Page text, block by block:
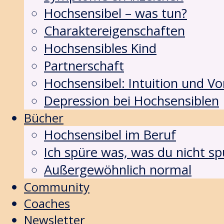
Hochsensibel – was tun?
Charaktereigenschaften
Hochsensibles Kind
Partnerschaft
Hochsensibel: Intuition und
Depression bei Hochsensiblen
Bücher
Hochsensibel im Beruf
Ich spüre was, was du nicht
Außergewöhnlich normal
Community
Coaches
Newsletter